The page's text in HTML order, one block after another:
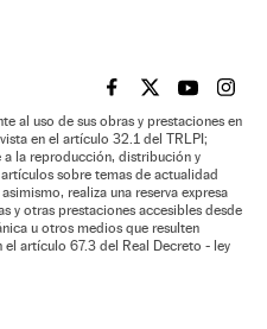
EL PAÍS BRASIL EN
EL PAÍSEL PAÍS
EL
al uso de sus obras y prestaciones en
en el artículo 32.1 del TRLPI;
a la reproducción, distribución y
sobre temas de actualidad
realiza una reserva expresa
y otras prestaciones accesibles desde
u otros medios que resulten
artículo 67.3 del Real Decreto - ley